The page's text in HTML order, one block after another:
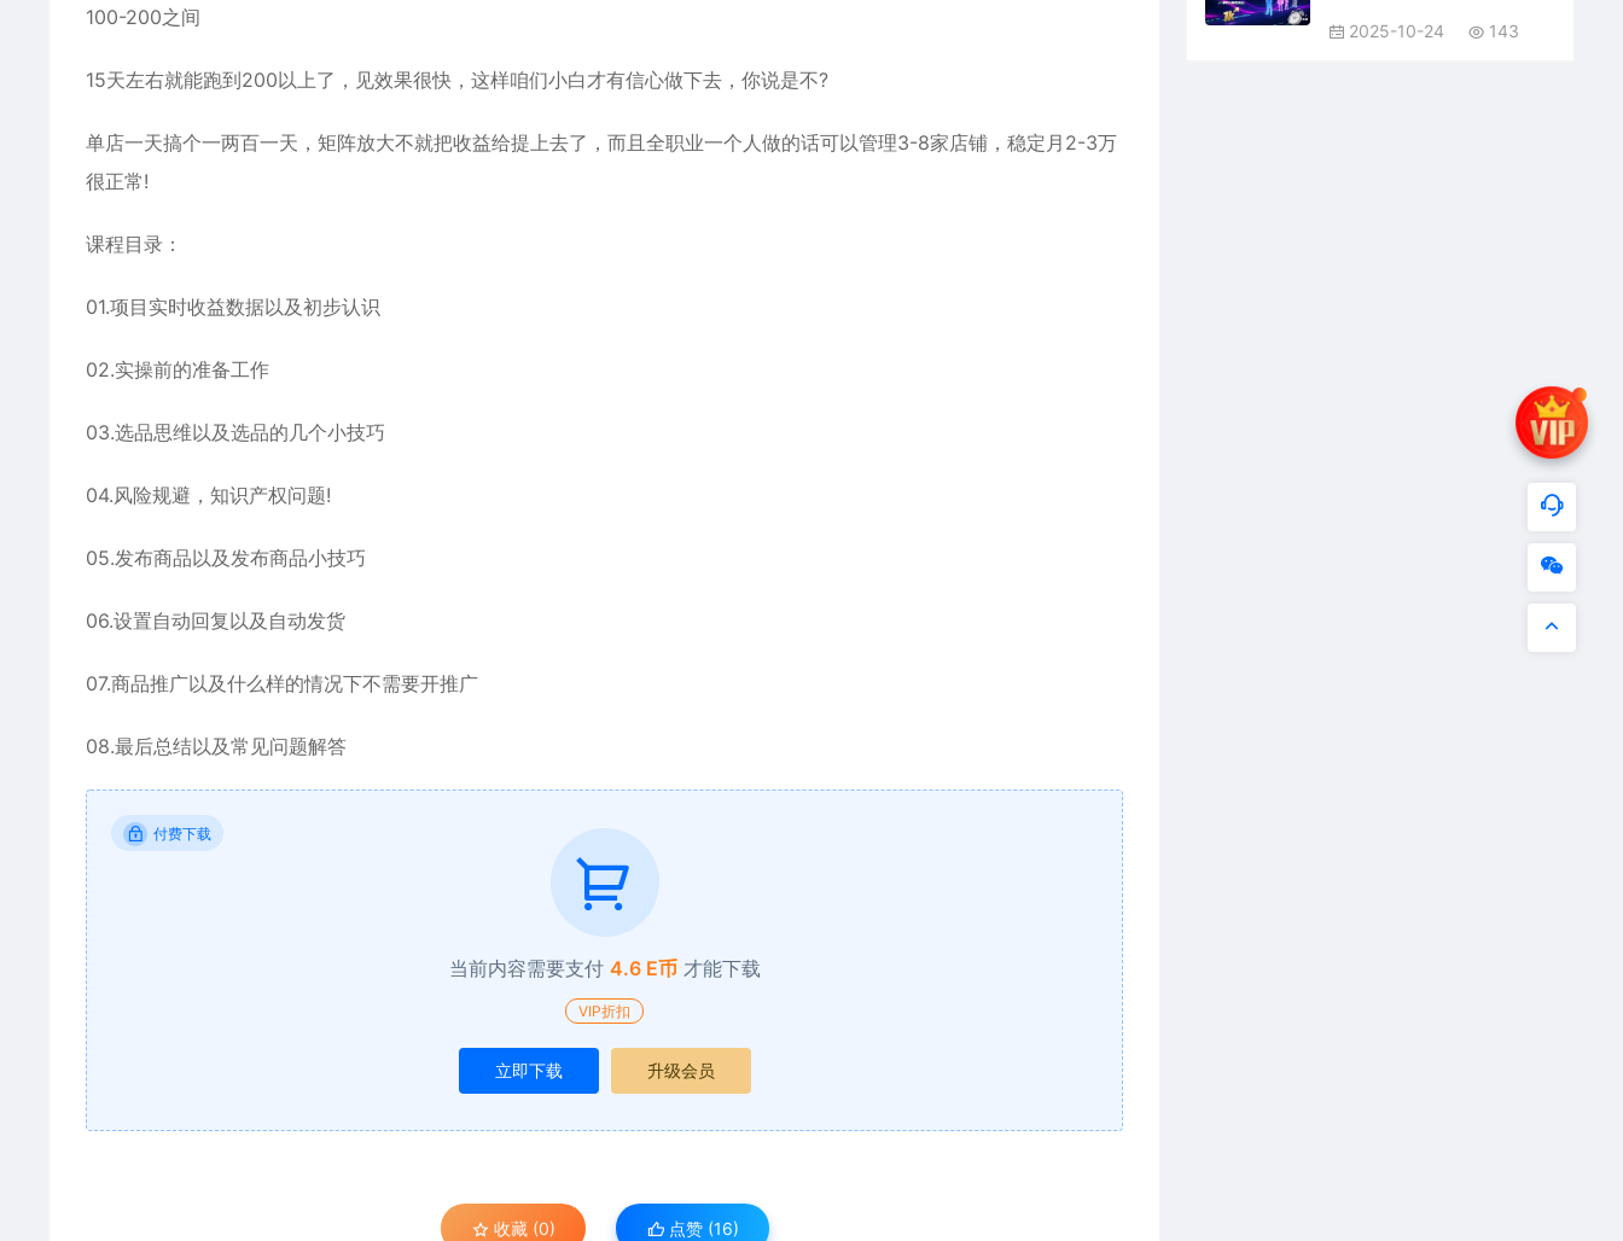
100-200之间
15天左右就能跑到200以上了，见效果很快，这样咱们小白才有信心做下去，你说是不?
单店一天搞个一两百一天，矩阵放大不就把收益给提上去了，而且全职业一个人做的话可以管理3-8家店铺，稳定月2-3万
很正常!
课程目录：
01.项目实时收益数据以及初步认识
02.实操前的准备工作
03.选品思维以及选品的几个小技巧
04.风险规避，知识产权问题!
05.发布商品以及发布商品小技巧
06.设置自动回复以及自动发货
07.商品推广以及什么样的情况下不需要开推广
08.最后总结以及常见问题解答
付费下载
当前内容需要支付 4.6 E币 才能下载
VIP折扣
立即下载 升级会员
收藏 (0) 点赞 (16)
2025-10-24 143